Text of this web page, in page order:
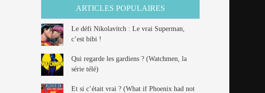
ARTICLES POPULAIRES
Le défi Nikolavitch : Le vrai Superman,
c’est bibi !
Qui regarde les gardiens ? (Watchmen, la
série télé)
Et si c’était vrai ? (What if Phoenix had not